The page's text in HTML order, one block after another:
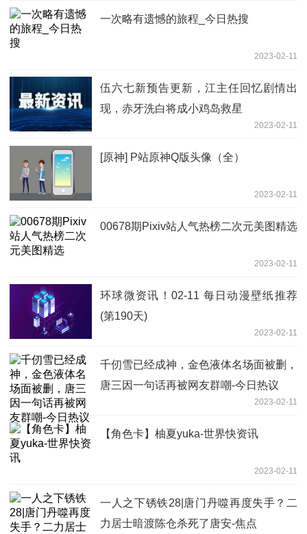
一次略有遗憾的旅程_今日热搜
2023-02-11
伍六七新预告更新，江主任回忆剧情出
现，赤牙洗白将成小鸡岛救星
2023-02-11
[原神] P站原神Q版头像（全）
2023-02-11
00678期Pixiv站人气热榜二次元美图精选
2023-02-11
环球微资讯！02-11 每日动漫壁纸推荐
(第190天)
2023-02-11
千仞雪已经成神，金色液体名场面被删，
唐三因一句话再被网友群嘲-今日热议
2023-02-11
【角色卡】柚夏yuka-世界快资讯
2023-02-11
一人之下锈铁28|唐门丹噬再度失手？二
力居士暗渡陈仓杀死了唐安-焦点